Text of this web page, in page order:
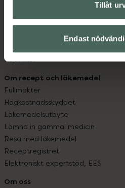
Tillåt
Endast
Leverans, betalning och retur
Sajtens tillgänglighet
Köpvillkor
Om recept och läkemedel
Fullmakter
Högkostnadsskyddet
Läkemedelsutbyte
Lämna in gammal medicin
Resa med läkemedel
Receptregistret
Elektroniskt expertstöd, EES
Om oss